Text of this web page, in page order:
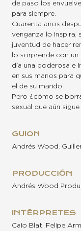
de paso los
para siempre.
Cuarenta años
venganza lo inspira,
juventud de hacer
lo sorprende con un
día una poderosa e
en sus manos para
el de su marido.
Pero ¿cómo se
sexual que aún
GUION
Andrés Wood,
PRODUCCIÓN
Andrés Wood
INTÉRPRETES
Caio Blat, Felipe